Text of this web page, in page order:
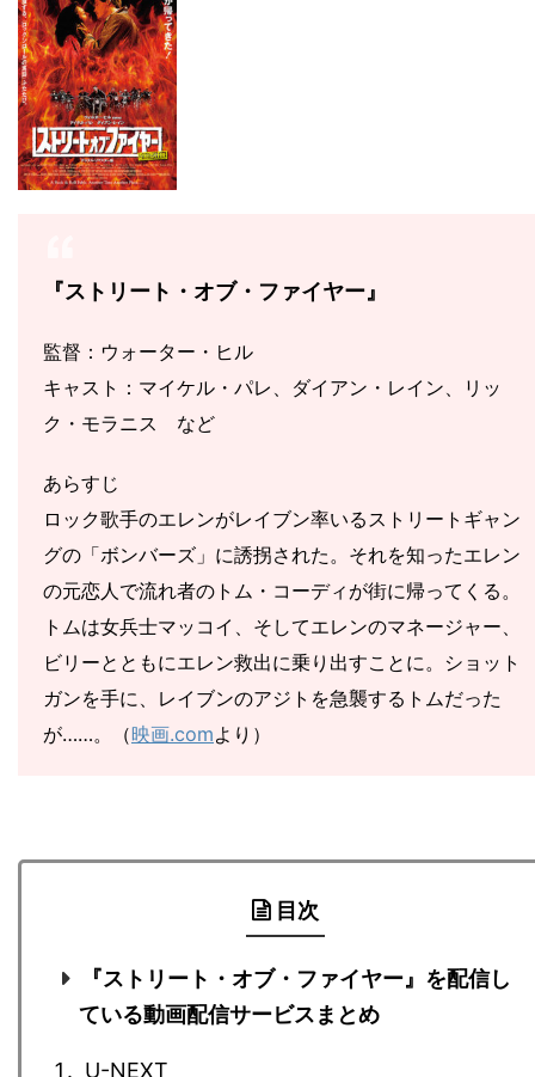
『ストリート・オブ・ファイヤー』
監督：ウォーター・ヒル
キャスト：マイケル・パレ、ダイアン・レイン、リッ
ク・モラニス など
あらすじ
ロック歌手のエレンがレイブン率いるストリートギャン
グの「ボンバーズ」に誘拐された。それを知ったエレン
の元恋人で流れ者のトム・コーディが街に帰ってくる。
トムは女兵士マッコイ、そしてエレンのマネージャー、
ビリーとともにエレン救出に乗り出すことに。ショット
ガンを手に、レイブンのアジトを急襲するトムだった
が……。（映画.comより）
目次
『ストリート・オブ・ファイヤー』を配信し
ている動画配信サービスまとめ
U-NEXT